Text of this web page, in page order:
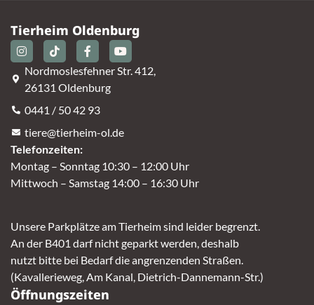
Tierheim Oldenburg
Nordmoslesfehner Str. 412,
26131 Oldenburg
0441 / 50 42 93
tiere@tierheim-ol.de
Telefonzeiten:
Montag – Sonntag 10:30 – 12:00 Uhr
Mittwoch – Samstag 14:00 – 16:30 Uhr
Unsere Parkplätze am Tierheim sind leider begrenzt.
An der B401 darf nicht geparkt werden, deshalb
nutzt bitte bei Bedarf die angrenzenden Straßen.
(Kavallerieweg, Am Kanal, Dietrich-Dannemann-Str.)
Öffnungszeiten